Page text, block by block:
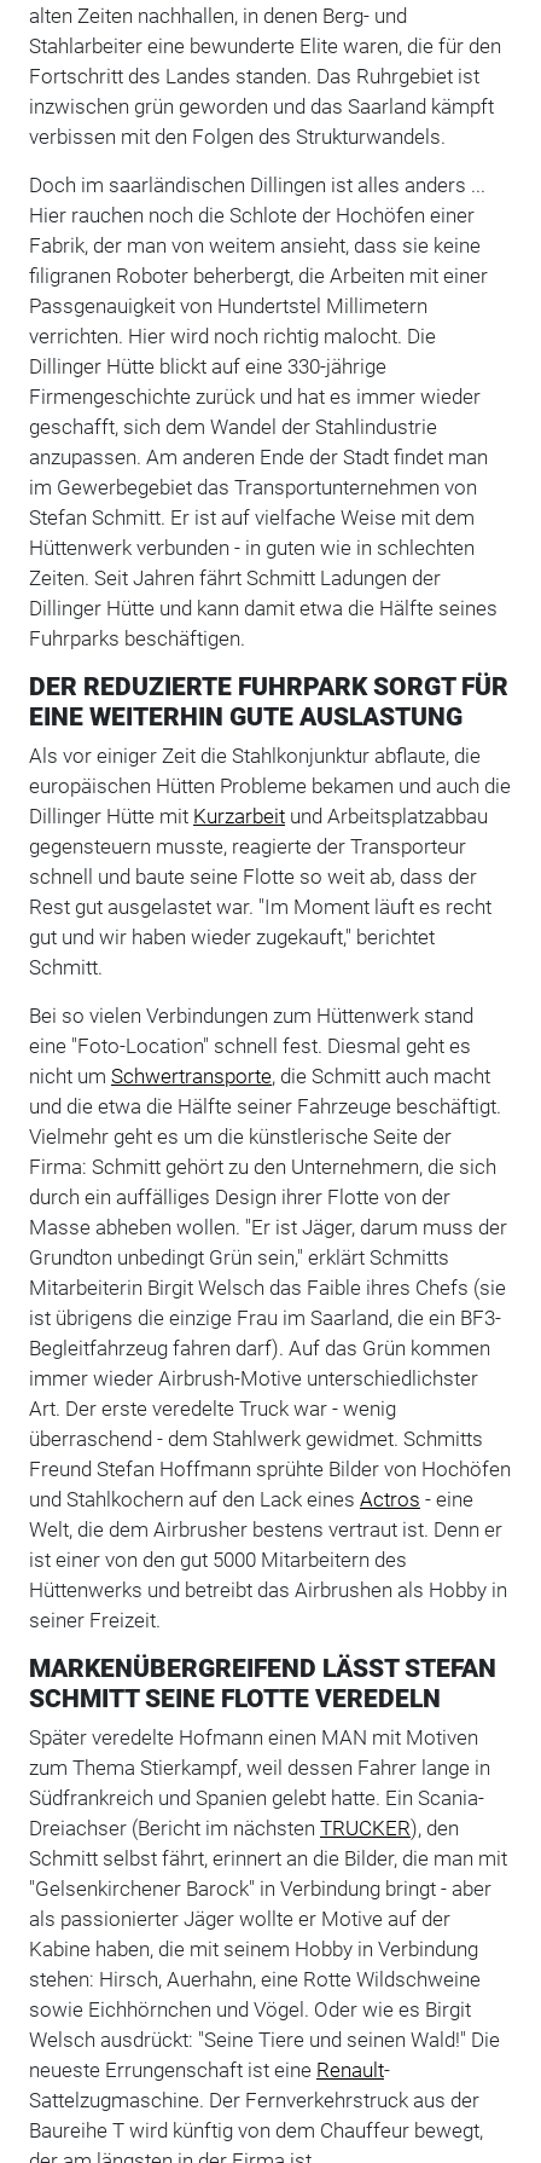
alten Zeiten nachhallen, in denen Berg- und
Stahlarbeiter eine bewunderte Elite waren, die für den
Fortschritt des Landes standen. Das Ruhrgebiet ist
inzwischen grün geworden und das Saarland kämpft
verbissen mit den Folgen des Strukturwandels.
Doch im saarländischen Dillingen ist alles anders ...
Hier rauchen noch die Schlote der Hochöfen einer
Fabrik, der man von weitem ansieht, dass sie keine
filigranen Roboter beherbergt, die Arbeiten mit einer
Passgenauigkeit von Hundertstel Millimetern
verrichten. Hier wird noch richtig malocht. Die
Dillinger Hütte blickt auf eine 330-jährige
Firmengeschichte zurück und hat es immer wieder
geschafft, sich dem Wandel der Stahlindustrie
anzupassen. Am anderen Ende der Stadt findet man
im Gewerbegebiet das Transportunternehmen von
Stefan Schmitt. Er ist auf vielfache Weise mit dem
Hüttenwerk verbunden - in guten wie in schlechten
Zeiten. Seit Jahren fährt Schmitt Ladungen der
Dillinger Hütte und kann damit etwa die Hälfte seines
Fuhrparks beschäftigen.
DER REDUZIERTE FUHRPARK SORGT FÜR
EINE WEITERHIN GUTE AUSLASTUNG
Als vor einiger Zeit die Stahlkonjunktur abflaute, die
europäischen Hütten Probleme bekamen und auch die
Dillinger Hütte mit Kurzarbeitund Arbeitsplatzabbau
gegensteuern musste, reagierte der Transporteur
schnell und baute seine Flotte so weit ab, dass der
Rest gut ausgelastet war. "Im Moment läuft es recht
gut und wir haben wieder zugekauft," berichtet
Schmitt.
Bei so vielen Verbindungen zum Hüttenwerk stand
eine "Foto-Location" schnell fest. Diesmal geht es
nicht um Schwertransporte, die Schmitt auch macht
und die etwa die Hälfte seiner Fahrzeuge beschäftigt.
Vielmehr geht es um die künstlerische Seite der
Firma: Schmitt gehört zu den Unternehmern, die sich
durch ein auffälliges Design ihrer Flotte von der
Masse abheben wollen. "Er ist Jäger, darum muss der
Grundton unbedingt Grün sein," erklärt Schmitts
Mitarbeiterin Birgit Welsch das Faible ihres Chefs (sie
ist übrigens die einzige Frau im Saarland, die ein BF3-
Begleitfahrzeug fahren darf). Auf das Grün kommen
immer wieder Airbrush-Motive unterschiedlichster
Art. Der erste veredelte Truck war - wenig
überraschend - dem Stahlwerk gewidmet. Schmitts
Freund Stefan Hoffmann sprühte Bilder von Hochöfen
und Stahlkochern auf den Lack eines Actros - eine
Welt, die dem Airbrusher bestens vertraut ist. Denn er
ist einer von den gut 5000 Mitarbeitern des
Hüttenwerks und betreibt das Airbrushen als Hobby in
seiner Freizeit.
MARKENÜBERGREIFEND LÄSST STEFAN
SCHMITT SEINE FLOTTE VEREDELN
Später veredelte Hofmann einen MAN mit Motiven
zum Thema Stierkampf, weil dessen Fahrer lange in
Südfrankreich und Spanien gelebt hatte. Ein Scania-
Dreiachser (Bericht im nächsten TRUCKER), den
Schmitt selbst fährt, erinnert an die Bilder, die man mit
"Gelsenkirchener Barock" in Verbindung bringt - aber
als passionierter Jäger wollte er Motive auf der
Kabine haben, die mit seinem Hobby in Verbindung
stehen: Hirsch, Auerhahn, eine Rotte Wildschweine
sowie Eichhörnchen und Vögel. Oder wie es Birgit
Welsch ausdrückt: "Seine Tiere und seinen Wald!" Die
neueste Errungenschaft ist eine Renault-
Sattelzugmaschine. Der Fernverkehrstruck aus der
Baureihe T wird künftig von dem Chauffeur bewegt,